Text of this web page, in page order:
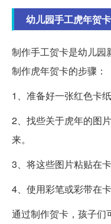
幼儿园手工虎年贺
制作手工贺卡是幼儿园
制作虎年贺卡的步骤：
1、准备好一张红色卡
2、找些关于虎年的图
来。
3、将这些图片粘贴在
4、使用彩笔或彩带在
通过制作贺卡，孩子们